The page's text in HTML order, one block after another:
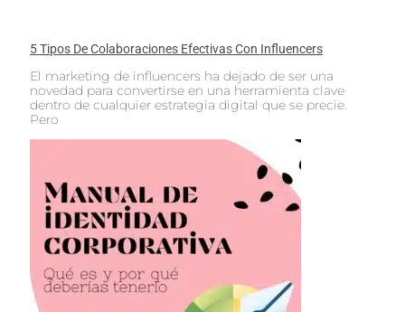
5 Tipos De Colaboraciones Efectivas Con Influencers
El marketing de influencers ha dejado de ser una
novedad para convertirse en una herramienta clave
dentro de cualquier estrategia digital que se precie.
Pero